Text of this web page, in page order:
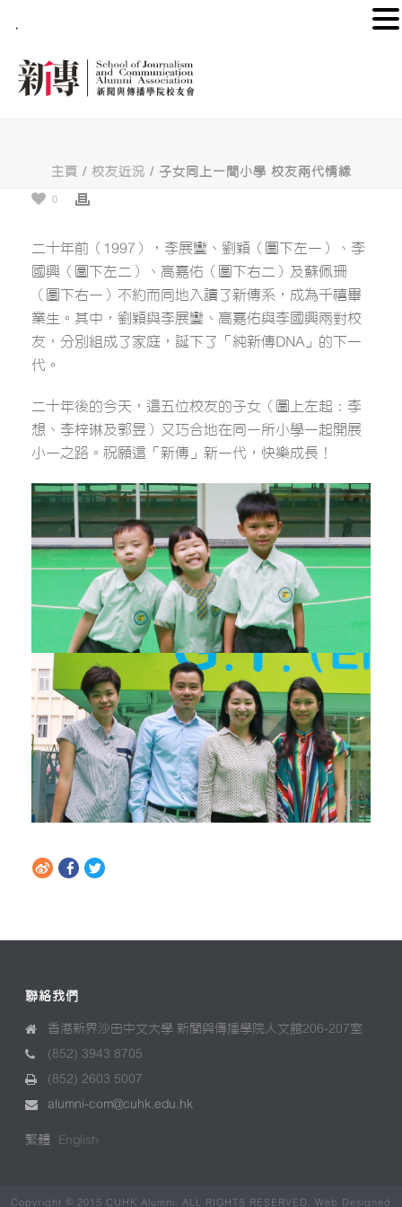
主頁 / 校友近況 / 子女同上一間小學 校友兩代情緣
0
二十年前（1997），李展鑾、劉穎（圖下左一）、李
國興（圖下左二）、高嘉佑（圖下右二）及蘇佩珊
（圖下右一）不約而同地入讀了新傳系，成為千禧畢
業生。其中，劉穎與李展鑾、高嘉佑與李國興兩對校
友，分別組成了家庭，誕下了「純新傳DNA」的下一
代。
二十年後的今天，這五位校友的子女（圖上左起：李
想、李梓琳及郭昱）又巧合地在同一所小學一起開展
小一之路。祝願這「新傳」新一代，快樂成長！
聯絡我們
香港新界沙田中文大學 新聞與傳播學院人文館206-207室
(852) 3943 8705
(852) 2603 5007
alumni-com@cuhk.edu.hk
繁體 English
Copyright © 2015 CUHK Alumni. ALL RIGHTS RESERVED. Web Designed
.